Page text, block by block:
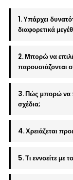
1. Υπάρχει
διαφορετικά
2. Μπορώ να
παρουσιάζονται
3. Πώς μπορώ να
σχέδια;
4. Χρειάζεται
5. Τι εννοείτε